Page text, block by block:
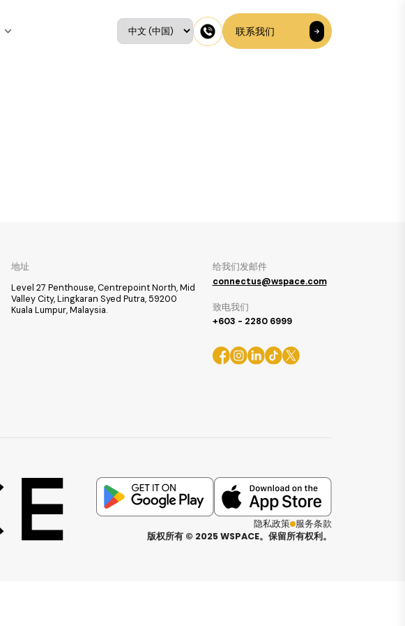
联系我们
地址
Level 27 Penthouse, Centrepoint North, Mid
Valley City, Lingkaran Syed Putra, 59200
Kuala Lumpur, Malaysia.
给我们发邮件
connectus@wspace.com
致电我们
+603 - 2280 6999
隐私政策 服务条款
版权所有 © 2025 WSPACE。保留所有权利。